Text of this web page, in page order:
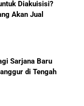
Menentukan
Resto
Kopi Kenangan,
untuk Pemula
Diakuisisi?
Akan Jual
Sarjana Baru
di Tengah